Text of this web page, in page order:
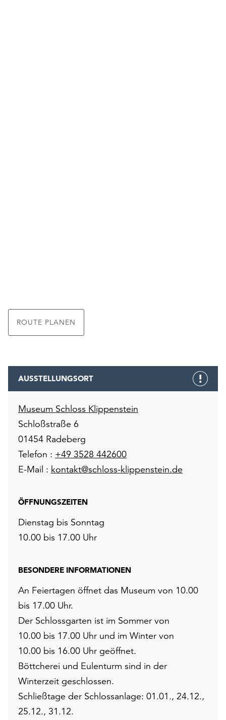
ROUTE PLANEN
AUSSTELLUNGSORT
Museum Schloss Klippenstein
Schloßstraße 6
01454 Radeberg
Telefon : +49 3528 442600
E-Mail : kontakt@schloss-klippenstein.de
ÖFFNUNGSZEITEN
Dienstag bis Sonntag
10.00 bis 17.00 Uhr
BESONDERE INFORMATIONEN
An Feiertagen öffnet das Museum von 10.00
bis 17.00 Uhr.
Der Schlossgarten ist im Sommer von
10.00 bis 17.00 Uhr und im Winter von
10.00 bis 16.00 Uhr geöffnet.
Böttcherei und Eulenturm sind in der
Winterzeit geschlossen.
Schließtage der Schlossanlage: 01.01., 24.12.,
25.12., 31.12.